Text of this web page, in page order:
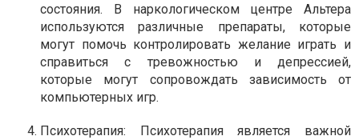
состояния. В наркологическом центре Альтера
используются различные препараты, которые
могут помочь контролировать желание играть и
справиться с тревожностью и депрессией,
которые могут сопровождать зависимость от
компьютерных игр.
Психотерапия: Психотерапия является важной